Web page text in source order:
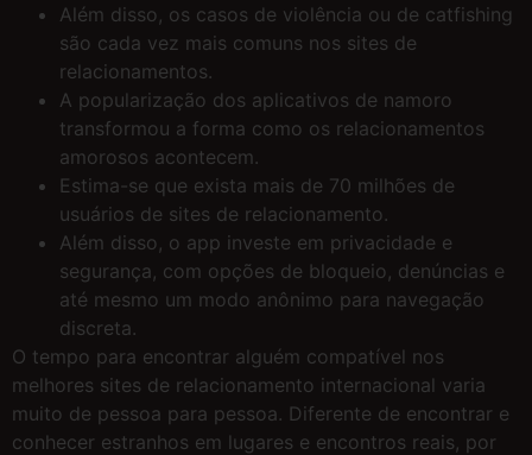
Além disso, os casos de violência ou de catfishing
são cada vez mais comuns nos sites de
relacionamentos.
A popularização dos aplicativos de namoro
transformou a forma como os relacionamentos
amorosos acontecem.
Estima-se que exista mais de 70 milhões de
usuários de sites de relacionamento.
Além disso, o app investe em privacidade e
segurança, com opções de bloqueio, denúncias e
até mesmo um modo anônimo para navegação
discreta.
O tempo para encontrar alguém compatível nos
melhores sites de relacionamento internacional varia
muito de pessoa para pessoa. Diferente de encontrar e
conhecer estranhos em lugares e encontros reais, por